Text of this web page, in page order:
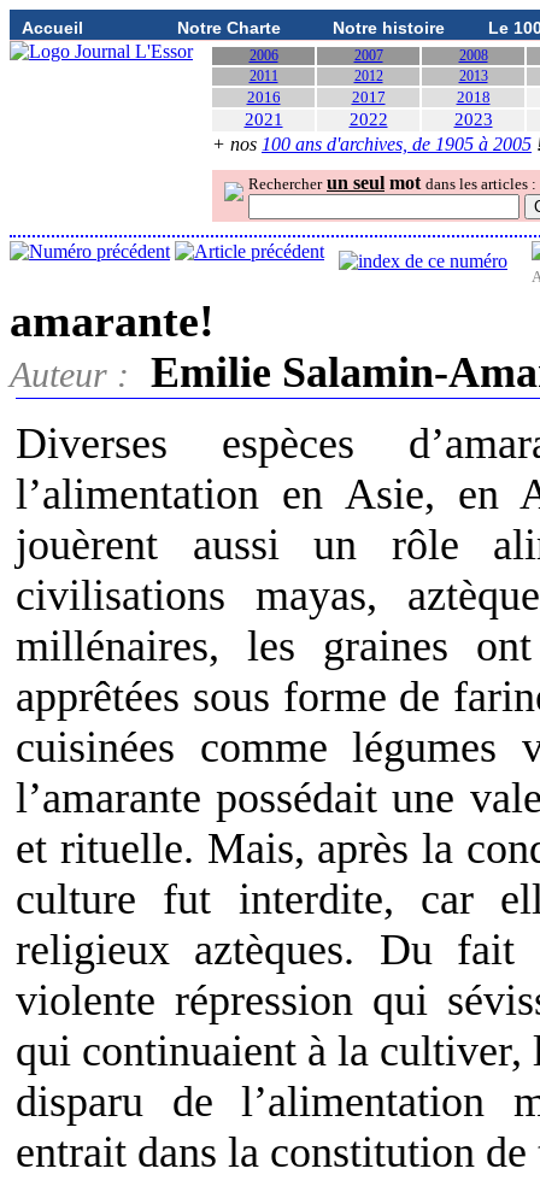
Accueil Notre Charte Notre histoire Le
2006 2007
2008
2011
2012 2013
2016 2017 2018
2021 2022 2023
+ nos 100 ans d'archives, de 1905 à 2005
Rechercher un seul mot dans les articles :
amarante!
Auteur :
Emilie Salamin-
Diverses espèces
l’alimentation en Asie, en
jouèrent aussi un rôle
civilisations mayas,
millénaires, les graines
apprêtées sous forme de
cuisinées comme légumes
l’amarante possédait une
et rituelle. Mais, après la
culture fut interdite, car
religieux aztèques. Du
violente répression qui
qui continuaient à la cultiver,
disparu de l’alimentation
entrait dans la constitution